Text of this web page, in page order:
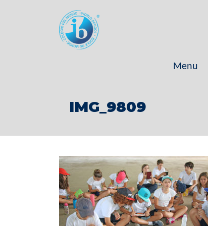
Menu
IMG_9809